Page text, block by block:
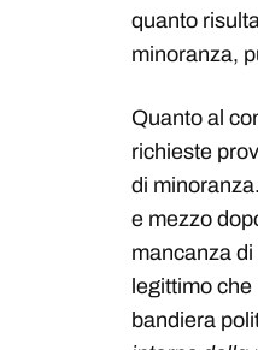
quanto
minoranza,
Quanto al
richieste
di
e mezzo
mancanza
legittimo
bandiera